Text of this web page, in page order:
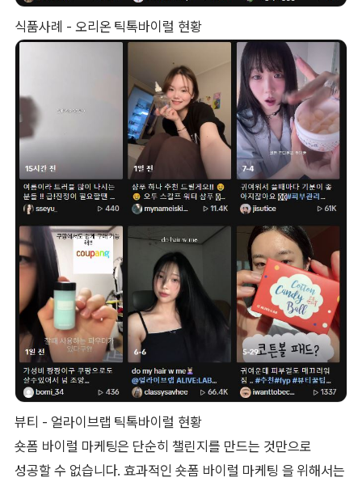
식품사례 - 오리온 틱톡바이럴 현황
뷰티 - 얼라이브랩 틱톡바이럴 현황
숏폼 바이럴 마케팅은 단순히 챌린지를 만드는 것만으로
성공할 수 없습니다. 효과적인 숏폼 바이럴 마케팅 을 위해서는